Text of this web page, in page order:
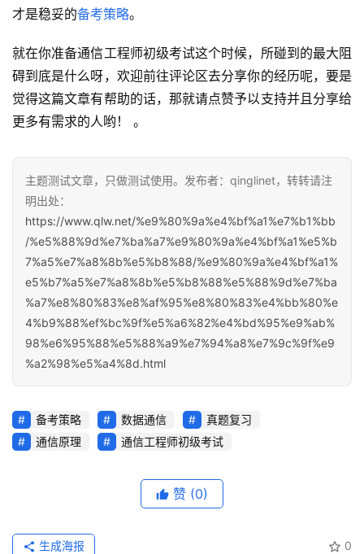
才是稳妥的备考策略。
就在你准备通信工程师初级考试这个时候，所碰到的最大阻
碍到底是什么呀，欢迎前往评论区去分享你的经历呢，要是
觉得这篇文章有帮助的话，那就请点赞予以支持并且分享给
更多有需求的人哟！ 。
主题测试文章，只做测试使用。发布者：qinglinet，转转请注
明出处：
https://www.qlw.net/%e9%80%9a%e4%bf%a1%e7%b1%bb
/%e5%88%9d%e7%ba%a7%e9%80%9a%e4%bf%a1%e5%b
7%a5%e7%a8%8b%e5%b8%88/%e9%80%9a%e4%bf%a1%
e5%b7%a5%e7%a8%8b%e5%b8%88%e5%88%9d%e7%ba
%a7%e8%80%83%e8%af%95%e8%80%83%e4%bb%80%e
4%b9%88%ef%bc%9f%e5%a6%82%e4%bd%95%e9%ab%
98%e6%95%88%e5%88%a9%e7%94%a8%e7%9c%9f%e9
%a2%98%e5%a4%8d.html
备考策略 数据通信
真题复习
通信原理
通信工程师初级考试
赞 (0)
0
生成海报